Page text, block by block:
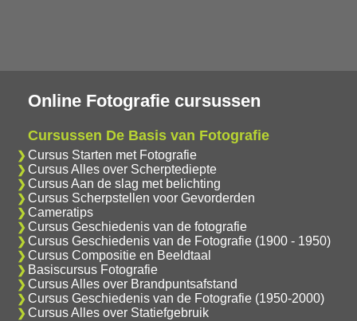
Online Fotografie cursussen
Cursussen De Basis van Fotografie
Cursus Starten met Fotografie
Cursus Alles over Scherptediepte
Cursus Aan de slag met belichting
Cursus Scherpstellen voor Gevorderden
Cameratips
Cursus Geschiedenis van de fotografie
Cursus Geschiedenis van de Fotografie (1900 - 1950)
Cursus Compositie en Beeldtaal
Basiscursus Fotografie
Cursus Alles over Brandpuntsafstand
Cursus Geschiedenis van de Fotografie (1950-2000)
Cursus Alles over Statiefgebruik